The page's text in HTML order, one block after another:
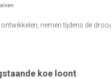
nemen tijdens de
koe loont